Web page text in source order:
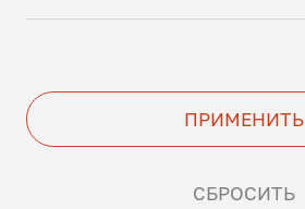
ПРИМЕНИТЬ
СБРОСИТЬ